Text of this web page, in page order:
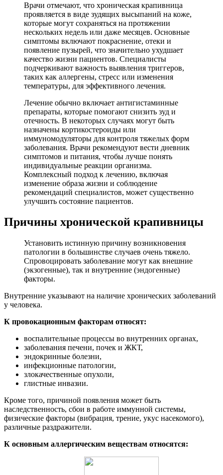
Врачи отмечают, что хроническая крапивница
проявляется в виде зудящих высыпаний на коже,
которые могут сохраняться на протяжении
нескольких недель или даже месяцев. Основные
симптомы включают покраснение, отеки и
появление пузырей, что значительно ухудшает
качество жизни пациентов. Специалисты
подчеркивают важность выявления триггеров,
таких как аллергены, стресс или изменения
температуры, для эффективного лечения.
Лечение обычно включает антигистаминные
препараты, которые помогают снизить зуд и
отечность. В некоторых случаях могут быть
назначены кортикостероиды или
иммуномодуляторы для контроля тяжелых форм
заболевания. Врачи рекомендуют вести дневник
симптомов и питания, чтобы лучше понять
индивидуальные реакции организма.
Комплексный подход к лечению, включая
изменение образа жизни и соблюдение
рекомендаций специалистов, может существенно
улучшить состояние пациентов.
Причины хронической крапивницы
Установить истинную причину возникновения
патологии в большинстве случаев очень тяжело.
Спровоцировать заболевание могут как внешние
(экзогенные), так и внутренние (эндогенные)
факторы.
Внутренние указывают на наличие хронических заболеваний
у человека.
К провокационным факторам относят:
воспалительные процессы во внутренних органах,
заболевания печени, почек и ЖКТ,
эндокринные болезни,
инфекционные патологии,
злокачественные опухоли,
глистные инвазии.
Кроме того, причиной появления может быть
наследственность, сбои в работе иммунной системы,
физические факторы (вибрация, трение, укус насекомого),
различные раздражители.
К основным аллергическим веществам относятся: